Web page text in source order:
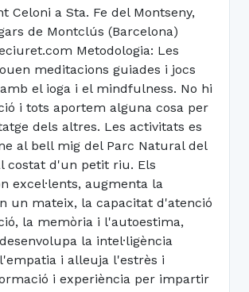
Celoni a Sta. Fe del Montseny,
de Montclús (Barcelona)
Metodologia: Les
meditacions guiades i jocs
el ioga i el mindfulness. No hi
i tots aportem alguna cosa per
dels altres. Les activitats es
al bell mig del Parc Natural del
costat d'un petit riu. Els
excel·lents, augmenta la
un mateix, la capacitat d'atenció
la memòria i l'autoestima,
la intel·ligència
i alleuja l'estrès i
i experiència per impartir